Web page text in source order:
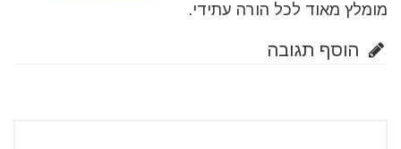
מומלץ מאוד לכל הורה עתידי.
הוסף תגובה